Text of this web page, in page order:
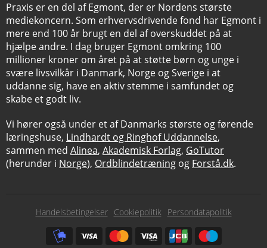
Praxis er en del af Egmont, der er Nordens største
mediekoncern. Som erhvervsdrivende fond har Egmont i
mere end 100 år brugt en del af overskuddet på at
hjælpe andre. I dag bruger Egmont omkring 100
millioner kroner om året på at støtte børn og unge i
svære livsvilkår i Danmark, Norge og Sverige i at
uddanne sig, have en aktiv stemme i samfundet og
skabe et godt liv.
Vi hører også under et af Danmarks største og førende
læringshuse, Lindhardt og Ringhof Uddannelse,
sammen med Alinea, Akademisk Forlag, GoTutor
(herunder i Norge), Ordblindetræning og Forstå.dk.
Subfooter
Handelsbetingelser Cookiepolitik
Persondatapolitik
Subfooter
payment